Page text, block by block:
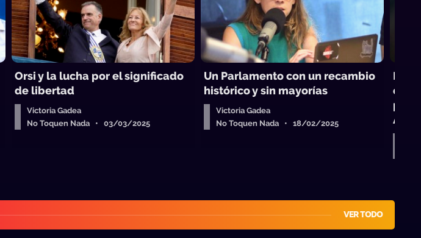
Orsi y la lucha por el significado
de libertad
Victoria Gadea
No Toquen Nada • 03/03/2025
Un Parlamento con un recambio
histórico y sin mayorías
Victoria Gadea
No Toquen Nada • 18/02/2025
De
VER TODO